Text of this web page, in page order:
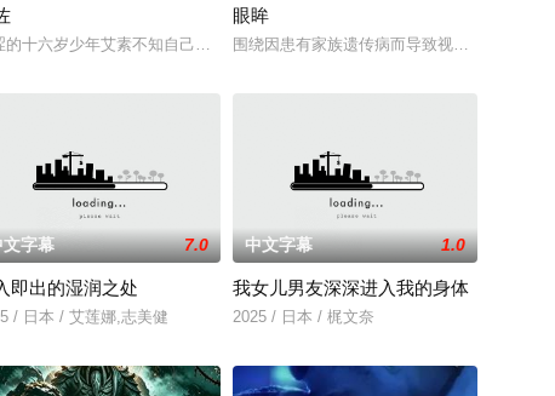
报仇”，“娘娘索命”等一连串妖异事件，张天盛虽被种
与母亲朱音、妹妹舞一起生活的照屋踊，憧憬舞蹈学校的丽莎，开始了舞蹈生
的十六岁少年艾素不知自己想要什么，却清楚自己不要什么：父母享受的中产
眼眸
围绕因患有家族遗传病而导致视力逐渐丧失
无期徒刑后，吴鑫在监狱的十几年间，一直表现良好，因吴
像杀人事件，勘案过程中，牵引出“婴胎报仇”，“娘娘索命”等一连串妖异事件，
文字幕 7.0
即出的湿润之处
/ 日本 / 艾莲娜,志美健
中文字幕 1.0
我女儿男友深深进入我的身体
2025 / 日本 / 梶文奈